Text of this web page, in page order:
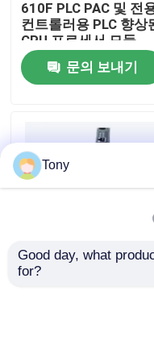
공장 투어
품질 관리
저희와 연락
인용 을 요청 하십시
610F PLC PAC 및 전
컨트롤러용 PLC 향상
CPU 프로세서 모듈
문의 보내기
트리콘엑스 3008 메인
Tony
Good day, what
for?